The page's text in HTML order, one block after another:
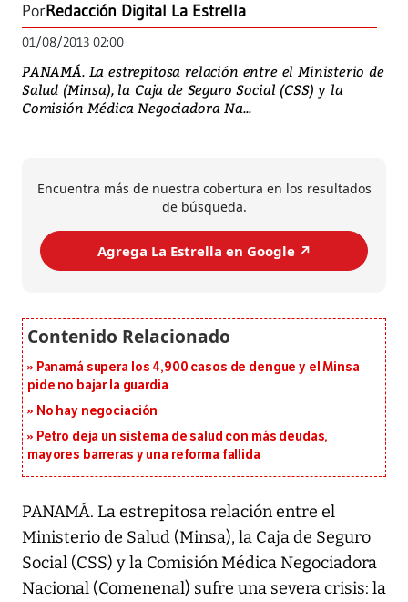
PorRedacción Digital La Estrella
01/08/2013 02:00
PANAMÁ. La estrepitosa relación entre el Ministerio de
Salud (Minsa), la Caja de Seguro Social (CSS) y la
Comisión Médica Negociadora Na...
Encuentra más de nuestra cobertura en los resultados
de búsqueda.
Agrega La Estrella en Google ↗️
Panamá supera los 4,900 casos de dengue y el Minsa
pide no bajar la guardia
No hay negociación
Petro deja un sistema de salud con más deudas,
mayores barreras y una reforma fallida
PANAMÁ. La estrepitosa relación entre el
Ministerio de Salud (Minsa), la Caja de Seguro
Social (CSS) y la Comisión Médica Negociadora
Nacional (Comenenal) sufre una severa crisis: la